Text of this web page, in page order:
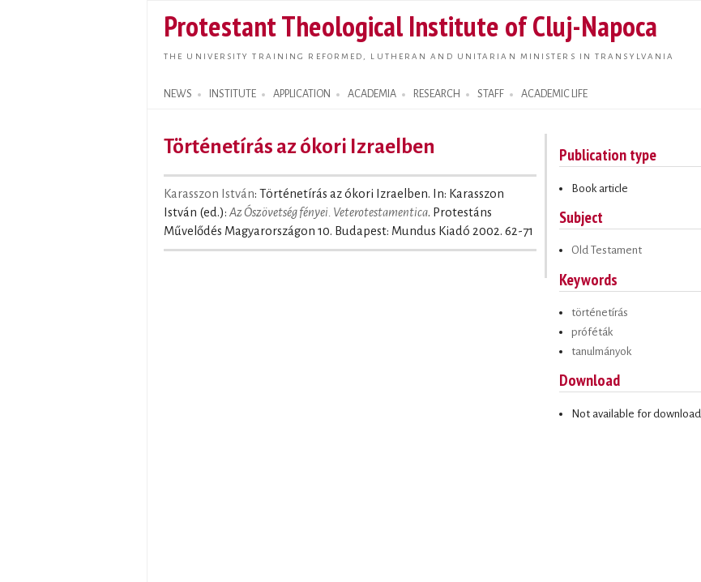
main
content
Protestant Theological Institute of Cluj-Napoca
THE UNIVERSITY TRAINING REFORMED, LUTHERAN AND UNITARIAN MINISTERS IN TRANSYLVANIA
NEWS INSTITUTE APPLICATION ACADEMIA RESEARCH STAFF ACADEMIC LIFE
Search form
Történetírás az ókori Izraelben
Karasszon István: Történetírás az ókori Izraelben. In: Karasszon
István (ed.): Az Ószövetség fényei. Veterotestamentica. Protestáns
Művelődés Magyarországon 10. Budapest: Mundus Kiadó 2002. 62-71
Publication type
Book article
Subject
Old Testament
Keywords
történetírás
próféták
tanulmányok
Download
Not available for download.